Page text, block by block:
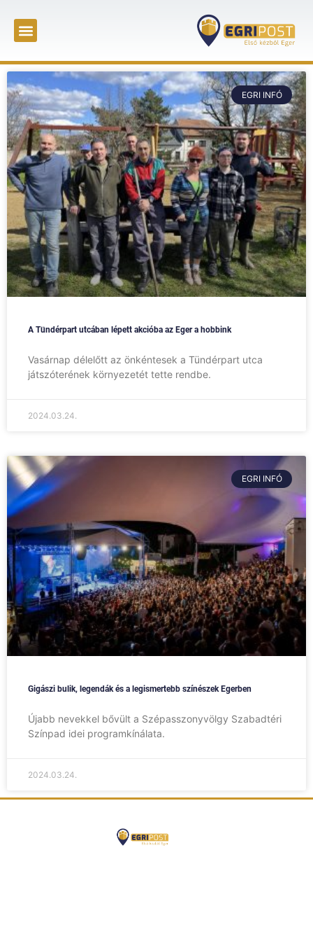
EGRI INFÓ
A Tündérpart utcában lépett akcióba az Eger a hobbink
Vasárnap délelőtt az önkéntesek a Tündérpart utca
játszóterének környezetét tette rendbe.
2024.03.24.
EGRI INFÓ
Gigászi bulik, legendák és a legismertebb színészek Egerben
Újabb nevekkel bővült a Szépasszonyvölgy Szabadtéri
Színpad idei programkínálata.
2024.03.24.